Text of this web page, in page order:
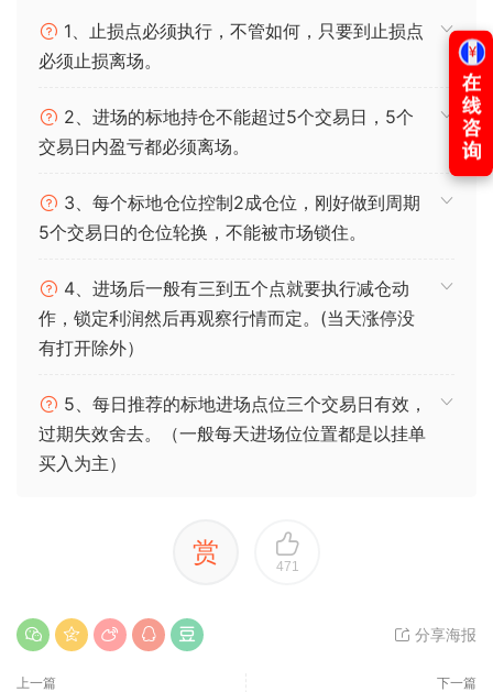
1、止损点必须执行，不管如何，只要到止损点
必须止损离场。
2、进场的标地持仓不能超过5个交易日，5个
交易日内盈亏都必须离场。
3、每个标地仓位控制2成仓位，刚好做到周期
5个交易日的仓位轮换，不能被市场锁住。
4、进场后一般有三到五个点就要执行减仓动
作，锁定利润然后再观察行情而定。(当天涨停没
有打开除外）
5、每日推荐的标地进场点位三个交易日有效，
过期失效舍去。（一般每天进场位位置都是以挂单
买入为主）
赏 471
分享海报
上一篇 下一篇